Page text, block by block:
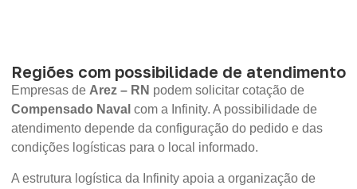
Regiões com possibilidade de atendimento
Empresas de Arez – RN podem solicitar cotação de
Compensado Naval com a Infinity. A possibilidade de
atendimento depende da configuração do pedido e das
condições logísticas para o local informado.
A estrutura logística da Infinity apoia a organização de